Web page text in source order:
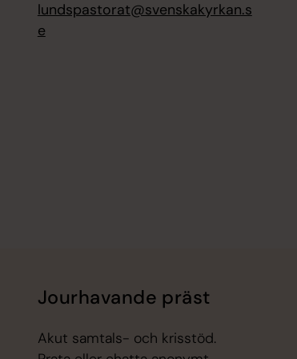
lundspastorat@svenskakyrkan.s
e
Jourhavande präst
Akut samtals- och krisstöd.